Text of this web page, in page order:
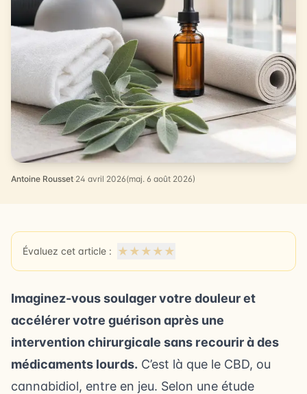
Antoine Rousset·24 avril 2026(maj. 6 août 2026)
Évaluez cet article : ★ ★ ★ ★ ★
Imaginez-vous soulager votre douleur et
accélérer votre guérison après une
intervention chirurgicale sans recourir à des
médicaments lourds. C’est là que le CBD, ou
cannabidiol, entre en jeu. Selon une étude